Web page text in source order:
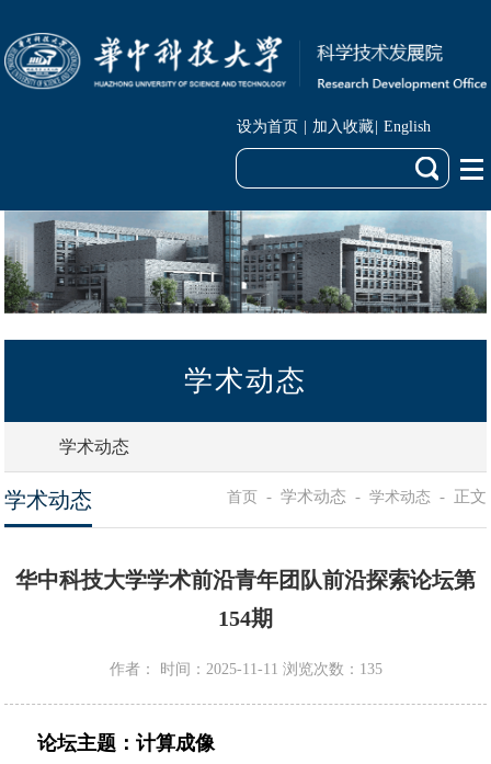
设为首页 | 加入收藏| English
学术动态
学术动态
学术动态 首页 - 学术动态 - 学术动态 - 正文
华中科技大学学术前沿青年团队前沿探索论坛第
154期
作者： 时间：2025-11-11 浏览次数： 135
论坛主题：计算成像